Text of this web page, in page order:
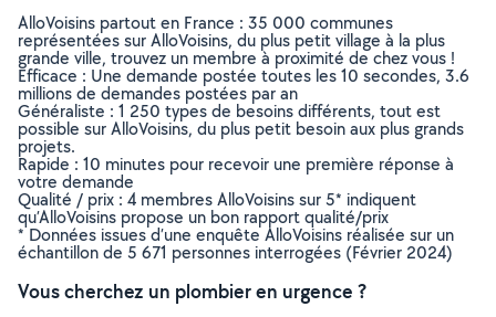
AlloVoisins partout en France : 35 000 communes
représentées sur AlloVoisins, du plus petit village à la plus
grande ville, trouvez un membre à proximité de chez vous !
Efficace : Une demande postée toutes les 10 secondes, 3.6
millions de demandes postées par an
Généraliste : 1 250 types de besoins différents, tout est
possible sur AlloVoisins, du plus petit besoin aux plus grands
projets.
Rapide : 10 minutes pour recevoir une première réponse à
votre demande
Qualité / prix : 4 membres AlloVoisins sur 5* indiquent
qu’AlloVoisins propose un bon rapport qualité/prix
* Données issues d’une enquête AlloVoisins réalisée sur un
échantillon de 5 671 personnes interrogées (Février 2024)
Vous cherchez un plombier en urgence ?